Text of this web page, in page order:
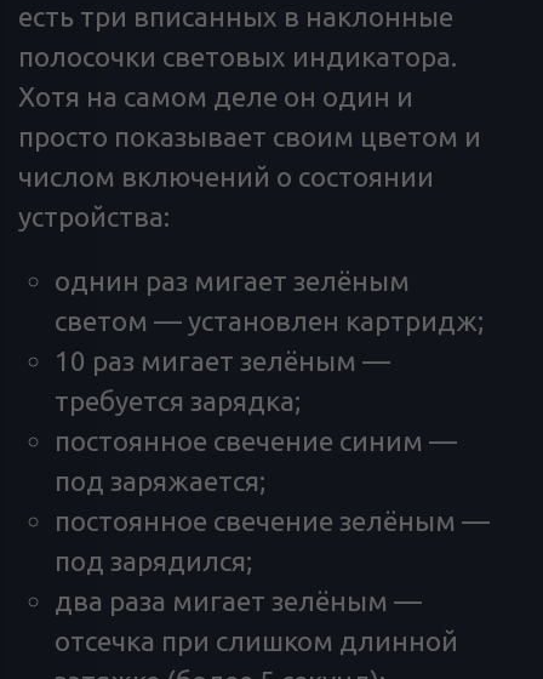
есть три вписанных в наклонные
полосочки световых индикатора.
Хотя на самом деле он один и
просто показывает своим цветом и
числом включений о состоянии
устройства:
однин раз мигает зелёным
светом — установлен картридж;
10 раз мигает зелёным —
требуется зарядка;
постоянное свечение синим —
под заряжается;
постоянное свечение зелёным —
под зарядился;
два раза мигает зелёным —
отсечка при слишком длинной